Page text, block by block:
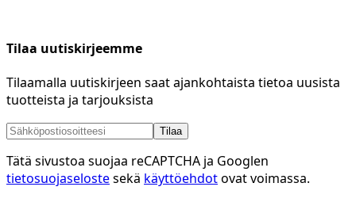
Tilaa uutiskirjeemme
Tilaamalla uutiskirjeen saat ajankohtaista tietoa uusista
tuotteista ja tarjouksista
Tilaa
Tätä sivustoa suojaa reCAPTCHA ja Googlen
tietosuojaselostesekä käyttöehdotovat voimassa.